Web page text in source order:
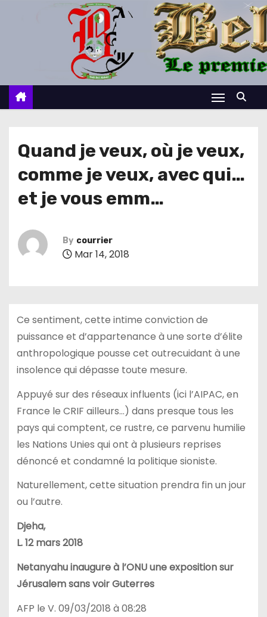
c
Quand je veux, où je veux,
comme je veux, avec qui…
et je vous emm…
By courrier
Mar 14, 2018
Ce sentiment, cette intime conviction de
puissance et d’appartenance à une sorte d’élite
anthropologique pousse cet outrecuidant à une
insolence qui dépasse toute mesure.
Appuyé sur des réseaux influents (ici l’AIPAC, en
France le CRIF ailleurs…) dans presque tous les
pays qui comptent, ce rustre, ce parvenu humilie
les Nations Unies qui ont à plusieurs reprises
dénoncé et condamné la politique sioniste.
Naturellement, cette situation prendra fin un jour
ou l’autre.
Djeha,
L. 12 mars 2018
Netanyahu inaugure à l’ONU une exposition sur
Jérusalem sans voir Guterres
AFP le V. 09/03/2018 à 08:28